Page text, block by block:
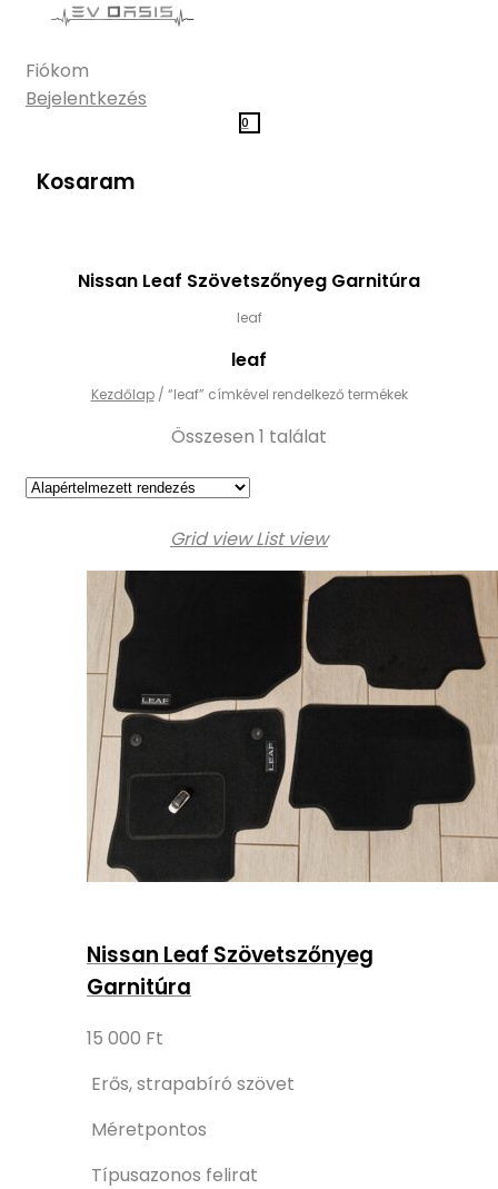
Fiókom
Bejelentkezés
0
Kosaram
Nissan Leaf Szövetszőnyeg Garnitúra
leaf
leaf
Kezdőlap/ “leaf” címkével rendelkező termékek
Összesen 1 találat
Grid view List view
Nissan Leaf Szövetszőnyeg
Garnitúra
15 000 Ft
Erős, strapabíró szövet
Méretpontos
Típusazonos felirat